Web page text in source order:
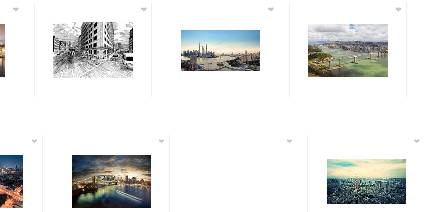
❤ ❤ ❤ ❤
❤ ❤ ❤ ❤